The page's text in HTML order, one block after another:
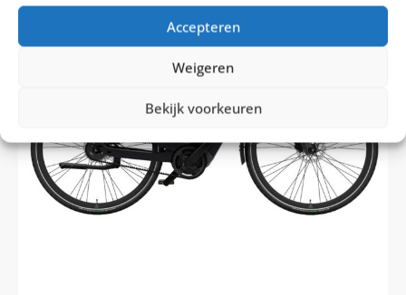
Accepteren
Weigeren
Bekijk voorkeuren